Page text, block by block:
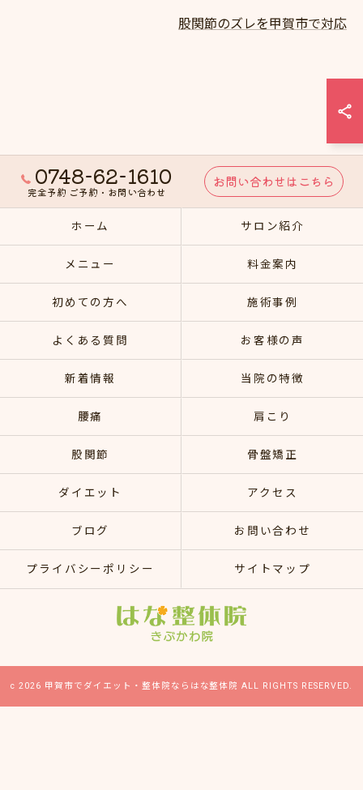
股関節のズレを甲賀市で対応
0748-62-1610
完全予約 ご予約・お問い合わせ
お問い合わせはこちら
ホーム サロン紹介
メニュー 料金案内
初めての方へ 施術事例
よくある質問 お客様の声
新着情報 当院の特徴
腰痛 肩こり
股関節 骨盤矯正
ダイエット アクセス
ブログ お問い合わせ
プライバシーポリシー サイトマップ
c 2026 甲賀市でダイエット・整体院ならはな整体院 ALL RIGHTS RESERVED.